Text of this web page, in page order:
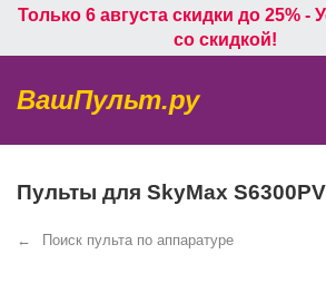
Только 6 августа скидки до 25% -
со скидкой!
ВашПульт.ру
Пульты для SkyMax
Поиск пульта по аппаратуре